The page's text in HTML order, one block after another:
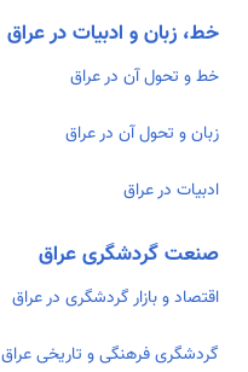
خط، زبان و ادبیات در عراق
خط و تحول آن در عراق
زبان و تحول آن در عراق
ادبیات در عراق
صنعت گردشگری عراق
اقتصاد و بازار گردشگری در عراق
گردشگری فرهنگی و تاریخی عراق